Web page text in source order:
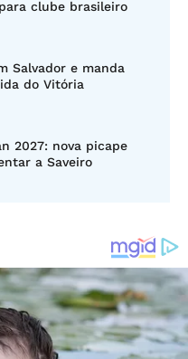
clube brasileiro
Salvador e manda
do Vitória
2027: nova picape
a Saveiro